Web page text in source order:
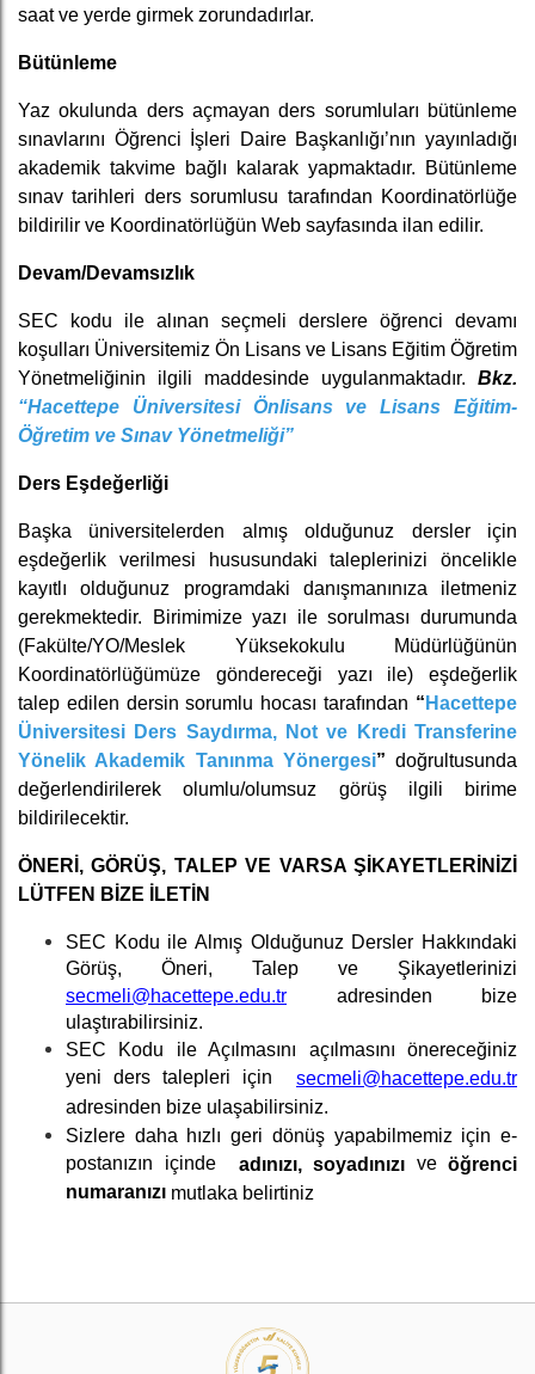
saat ve yerde girmek zorundadırlar.
Bütünleme
Yaz okulunda ders açmayan ders sorumluları bütünleme
sınavlarını Öğrenci İşleri Daire Başkanlığı’nın yayınladığı
akademik takvime bağlı kalarak yapmaktadır. Bütünleme
sınav tarihleri ders sorumlusu tarafından Koordinatörlüğe
bildirilir ve Koordinatörlüğün Web sayfasında ilan edilir.
Devam/Devamsızlık
SEC kodu ile alınan seçmeli derslere öğrenci devamı
koşulları Üniversitemiz Ön Lisans ve Lisans Eğitim Öğretim
Yönetmeliğinin ilgili maddesinde uygulanmaktadır. Bkz.
“Hacettepe Üniversitesi Önlisans ve Lisans Eğitim-
Öğretim ve Sınav Yönetmeliği”
Ders Eşdeğerliği
Başka üniversitelerden almış olduğunuz dersler için
eşdeğerlik verilmesi hususundaki taleplerinizi öncelikle
kayıtlı olduğunuz programdaki danışmanınıza iletmeniz
gerekmektedir. Birimimize yazı ile sorulması durumunda
(Fakülte/YO/Meslek Yüksekokulu Müdürlüğünün
Koordinatörlüğümüze göndereceği yazı ile) eşdeğerlik
talep edilen dersin sorumlu hocası tarafından “ Hacettepe
Üniversitesi Ders Saydırma, Not ve Kredi Transferine
Yönelik Akademik Tanınma Yönergesi” doğrultusunda
değerlendirilerek olumlu/olumsuz görüş ilgili birime
bildirilecektir.
ÖNERİ, GÖRÜŞ, TALEP VE VARSA ŞİKAYETLERİNİZİ
LÜTFEN BİZE İLETİN
SEC Kodu ile Almış Olduğunuz Dersler Hakkındaki
Görüş, Öneri, Talep ve Şikayetlerinizi
secmeli@hacettepe.edu.tr adresinden bize
ulaştırabilirsiniz.
SEC Kodu ile Açılmasını açılmasını önereceğiniz
yeni ders talepleri için secmeli@hacettepe.edu.tr
adresinden bize ulaşabilirsiniz.
Sizlere daha hızlı geri dönüş yapabilmemiz için e-
postanızın içinde adınızı, soyadınızı veöğrenci
numaranızı mutlaka belirtiniz